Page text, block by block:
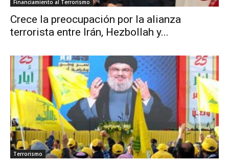
Financiamiento al Terrorismo
Crece la preocupación por la alianza
terrorista entre Irán, Hezbollah y...
Terrorismo